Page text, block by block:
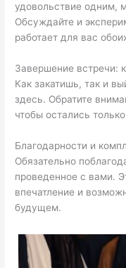
удовольствие одним,
Обсуждайте и
работает для вас
Завершение встречи:
Как закатишь, так и
здесь. Обратите
чтобы остались
Благодарности и
Обязательно
проведенное с вами.
впечатление и
будущем.